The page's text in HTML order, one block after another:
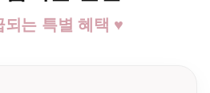
되는 특별 혜택 ♥